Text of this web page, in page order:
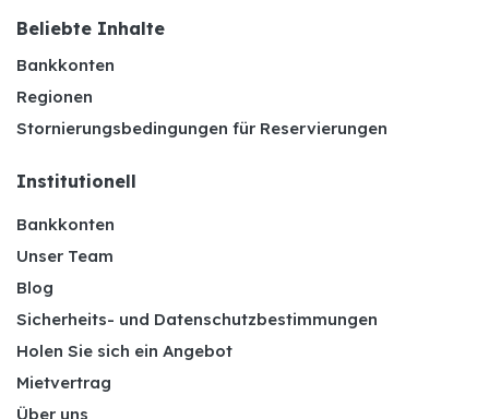
Beliebte Inhalte
Bankkonten
Regionen
Stornierungsbedingungen für Reservierungen
Institutionell
Bankkonten
Unser Team
Blog
Sicherheits- und Datenschutzbestimmungen
Holen Sie sich ein Angebot
Mietvertrag
Über uns